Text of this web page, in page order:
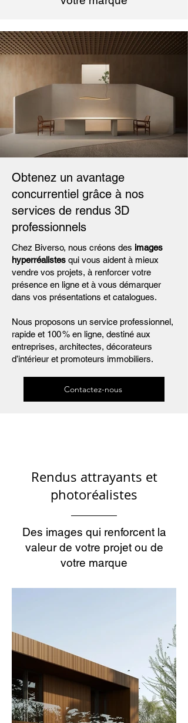
Obtenez un avantage
concurrentiel grâce à nos
services de rendus 3D
professionnels
Chez Biverso, nous créons des images
hyperréalistes qui vous aident à mieux
vendre vos projets, à renforcer votre
présence en ligne et à vous démarquer
dans vos présentations et catalogues.
Nous proposons un service professionnel,
rapide et 100 % en ligne, destiné aux
entreprises, architectes, décorateurs
d’intérieur et promoteurs immobiliers.
Contactez-nous
Rendus attrayants et
photoréalistes
Des images qui renforcent la
valeur de votre projet ou de
votre marque